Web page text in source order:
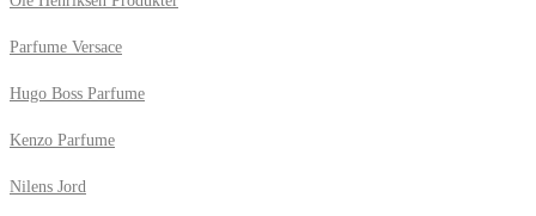
Parfume Versace
Hugo Boss Parfume
Kenzo Parfume
Nilens Jord